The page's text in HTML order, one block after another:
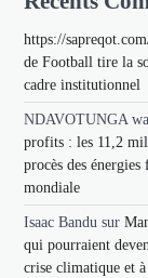
https://
de Football tire la
cadre institutionnel
NDAVOTUNGA
profits : les 11,2
procès des
mondiale
Isaac Bandu sur
qui pourraient
crise climatique et